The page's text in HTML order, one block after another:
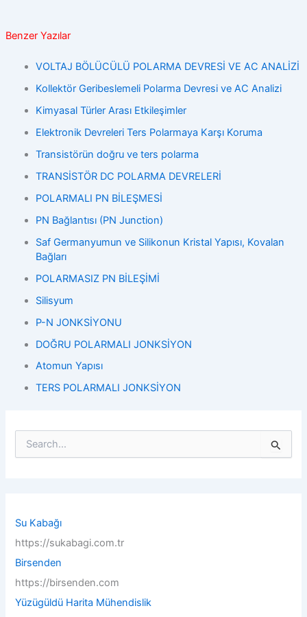
Benzer Yazılar
VOLTAJ BÖLÜCÜLÜ POLARMA DEVRESİ VE AC ANALİZİ
Kollektör Geribeslemeli Polarma Devresi ve AC Analizi
Kimyasal Türler Arası Etkileşimler
Elektronik Devreleri Ters Polarmaya Karşı Koruma
Transistörün doğru ve ters polarma
TRANSİSTÖR DC POLARMA DEVRELERİ
POLARMALI PN BİLEŞMESİ
PN Bağlantısı (PN Junction)
Saf Germanyumun ve Silikonun Kristal Yapısı, Kovalan
Bağları
POLARMASIZ PN BİLEŞİMİ
Silisyum
P-N JONKSİYONU
DOĞRU POLARMALI JONKSİYON
Atomun Yapısı
TERS POLARMALI JONKSİYON
f
r
:
Su Kabağı
https://sukabagi.com.tr
Birsenden
https://birsenden.com
Yüzügüldü Harita Mühendislik